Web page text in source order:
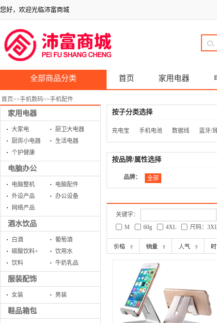
您好，欢迎光临沛富商城
全部商品分类 首页 家用电器
首页>>手机数码>>手机配件
家用电器
大家电
厨卫大电器
厨房小电器
生活电器
个护健康
电脑办公
电脑整机
电脑配件
外设产品
办公设备
网络产品
酒水饮品
白酒
葡萄酒
碳酸饮料+
饮用水
饮料
牛奶乳品
服装配饰
女装 男装
鞋品箱包
按子分类选择
充电宝 手机电池 数据线 蓝牙/
按品牌/属性选择
品牌： 全部
关键字：
M
60g 4XL 尺码：